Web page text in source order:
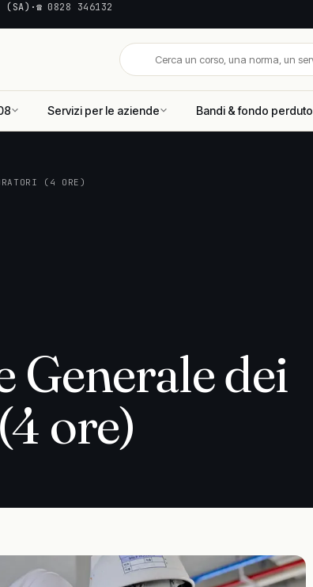
(SA) ·☎ 0828 346132
Servizi per le aziende Bandi & fondo perduto
(4 ORE)
Generale dei
ore)